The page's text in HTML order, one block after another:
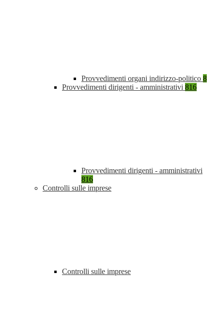
Provvedimenti organi indirizzo-politico 8
Provvedimenti dirigenti - amministrativi 816
Provvedimenti dirigenti - amministrativi
816
Controlli sulle imprese
Controlli sulle imprese